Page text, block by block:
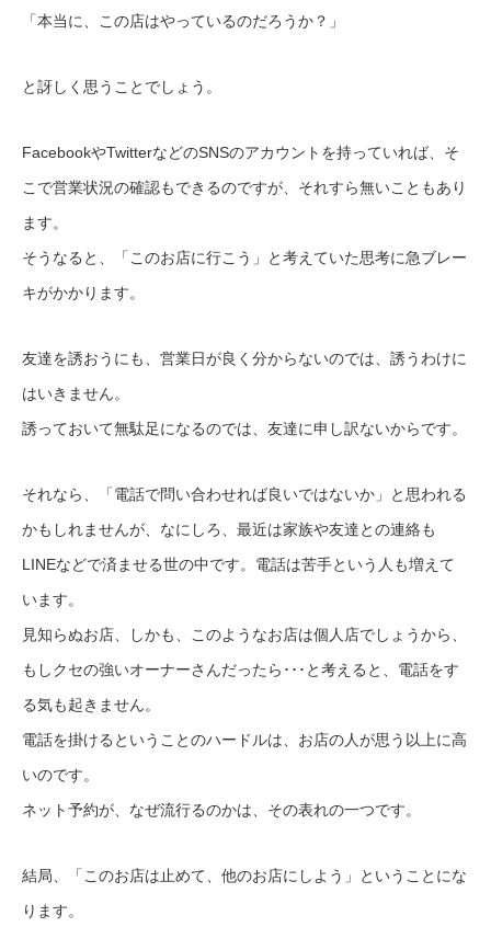
「本当に、この店はやっているのだろうか？」
と訝しく思うことでしょう。
FacebookやTwitterなどのSNSのアカウントを持っていれば、そ
こで営業状況の確認もできるのですが、それすら無いこともあり
ます。
そうなると、「このお店に行こう」と考えていた思考に急ブレー
キがかかります。
友達を誘おうにも、営業日が良く分からないのでは、誘うわけに
はいきません。
誘っておいて無駄足になるのでは、友達に申し訳ないからです。
それなら、「電話で問い合わせれば良いではないか」と思われる
かもしれませんが、なにしろ、最近は家族や友達との連絡も
LINEなどで済ませる世の中です。電話は苦手という人も増えて
います。
見知らぬお店、しかも、このようなお店は個人店でしょうから、
もしクセの強いオーナーさんだったら･･･と考えると、電話をす
る気も起きません。
電話を掛けるということのハードルは、お店の人が思う以上に高
いのです。
ネット予約が、なぜ流行るのかは、その表れの一つです。
結局、「このお店は止めて、他のお店にしよう」ということにな
ります。